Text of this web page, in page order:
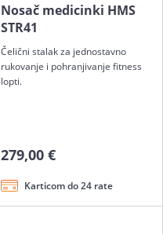
Nosač medicinki HMS
STR41
Čelični stalak za jednostavno
rukovanje i pohranjivanje fitness
lopti.
279,00 €
Karticom do 24 rate